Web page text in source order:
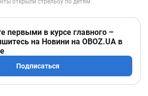
первыми в курсе главного –
на Новини на OBOZ.UA в
Подписаться